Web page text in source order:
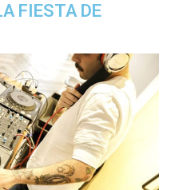
FIESTA DE